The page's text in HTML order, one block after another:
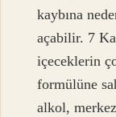
kaybına
açabilir. 7
içeceklerin
formülüne
alkol,